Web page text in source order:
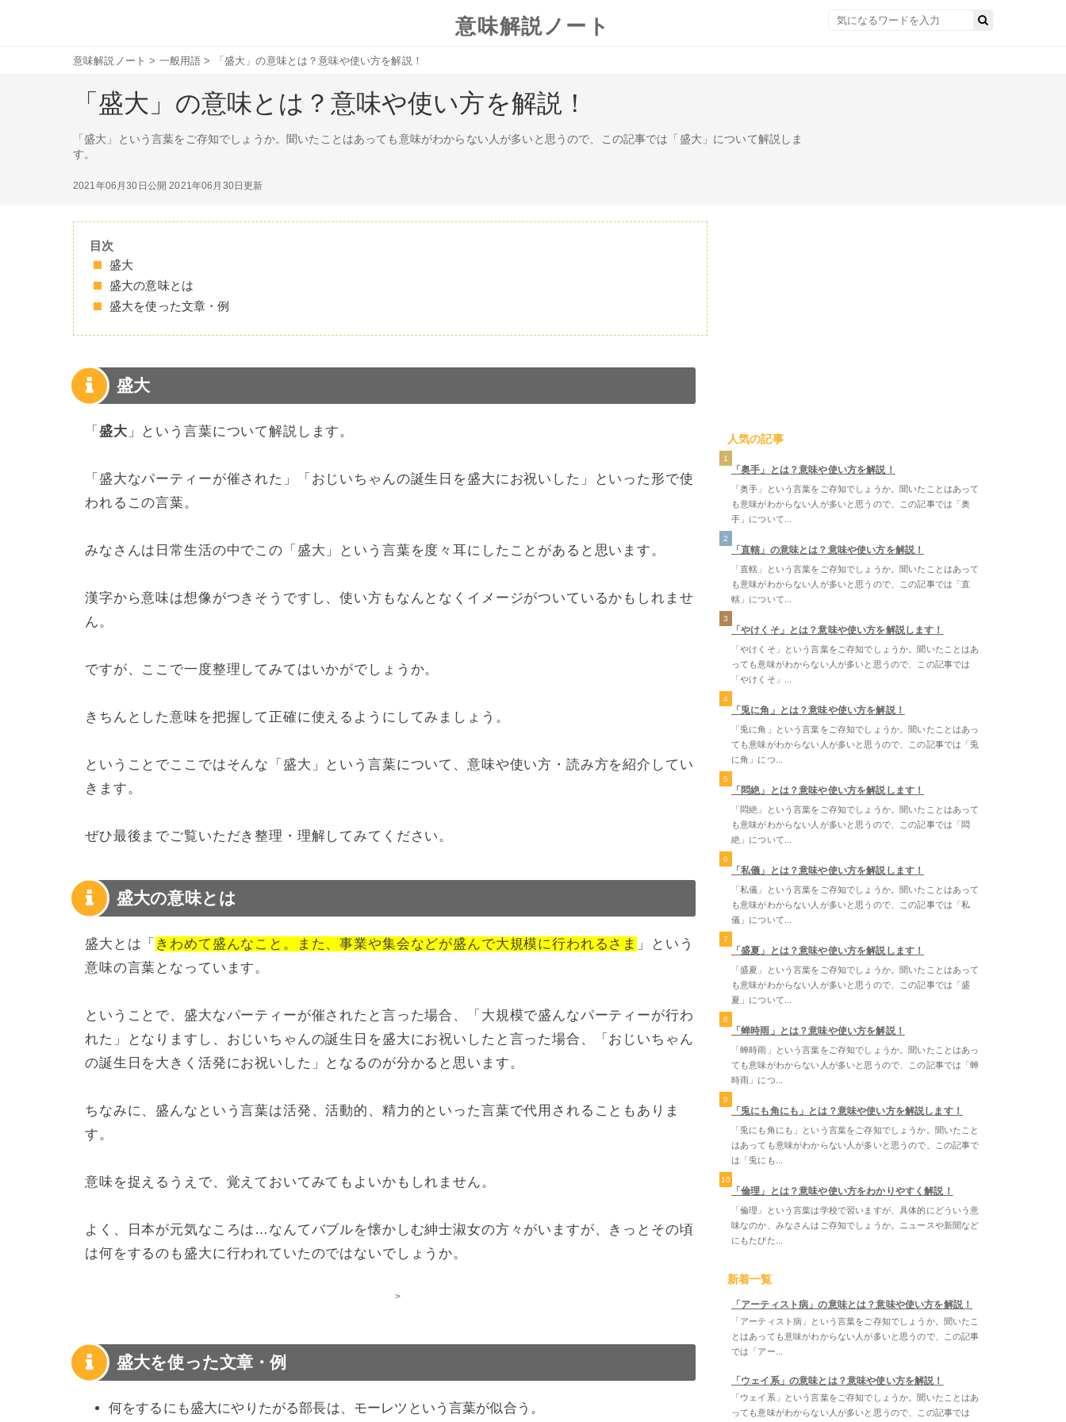
意味解説ノート
意味解説ノート > 一般用語 > 「盛大」の意味とは？意味や使い方を解説！
「盛大」の意味とは？意味や使い方を解説！
「盛大」という言葉をご存知でしょうか。聞いたことはあっても意味がわからない人が多いと思うので、この記事では「盛大」について解説しま
す。
2021年06月30日公開 2021年06月30日更新
目次
盛大
盛大の意味とは
盛大を使った文章・例
盛大
「 盛大 」という言葉について解説します。
「盛大なパーティーが催された」「おじいちゃんの誕生日を盛大にお祝いした」といった形で使
われるこの言葉。
みなさんは日常生活の中でこの「盛大」という言葉を度々耳にしたことがあると思います。
漢字から意味は想像がつきそうですし、使い方もなんとなくイメージがついているかもしれませ
ん。
ですが、ここで一度整理してみてはいかがでしょうか。
きちんとした意味を把握して正確に使えるようにしてみましょう。
ということでここではそんな「盛大」という言葉について、意味や使い方・読み方を紹介してい
きます。
ぜひ最後までご覧いただき整理・理解してみてください。
盛大の意味とは
盛大とは「 きわめて盛んなこと。また、事業や集会などが盛んで大規模に行われるさま 」という
意味の言葉となっています。
ということで、盛大なパーティーが催されたと言った場合、「大規模で盛んなパーティーが行わ
れた」となりますし、おじいちゃんの誕生日を盛大にお祝いしたと言った場合、「おじいちゃん
の誕生日を大きく活発にお祝いした」となるのが分かると思います。
ちなみに、盛んなという言葉は活発、活動的、精力的といった言葉で代用されることもありま
す。
意味を捉えるうえで、覚えておいてみてもよいかもしれません。
よく、日本が元気なころは…なんてバブルを懐かしむ紳士淑女の方々がいますが、きっとその頃
は何をするのも盛大に行われていたのではないでしょうか。
>
盛大を使った文章・例
何をするにも盛大にやりたがる部長は、モーレツという言葉が似合う。
人気の記事
1
「奥手」とは？意味や使い方を解説！
「奥手」という言葉をご存知でしょうか。聞いたことはあって
も意味がわからない人が多いと思うので、この記事では「奥
手」について...
2
「直轄」の意味とは？意味や使い方を解説！
「直轄」という言葉をご存知でしょうか。聞いたことはあって
も意味がわからない人が多いと思うので、この記事では「直
轄」について...
3
「やけくそ」とは？意味や使い方を解説します！
「やけくそ」という言葉をご存知でしょうか。聞いたことはあ
っても意味がわからない人が多いと思うので、この記事では
「やけくそ」...
4
「兎に角」とは？意味や使い方を解説！
「兎に角」という言葉をご存知でしょうか。聞いたことはあっ
ても意味がわからない人が多いと思うので、この記事では「兎
に角」につ...
5
「悶絶」とは？意味や使い方を解説します！
「悶絶」という言葉をご存知でしょうか。聞いたことはあって
も意味がわからない人が多いと思うので、この記事では「悶
絶」について...
6
「私儀」とは？意味や使い方を解説します！
「私儀」という言葉をご存知でしょうか。聞いたことはあって
も意味がわからない人が多いと思うので、この記事では「私
儀」について...
7
「盛夏」とは？意味や使い方を解説します！
「盛夏」という言葉をご存知でしょうか。聞いたことはあって
も意味がわからない人が多いと思うので、この記事では「盛
夏」について...
8
「蝉時雨」とは？意味や使い方を解説！
「蝉時雨」という言葉をご存知でしょうか。聞いたことはあっ
ても意味がわからない人が多いと思うので、この記事では「蝉
時雨」につ...
9
「兎にも角にも」とは？意味や使い方を解説します！
「兎にも角にも」という言葉をご存知でしょうか。聞いたこと
はあっても意味がわからない人が多いと思うので、この記事で
は「兎にも...
10
「倫理」とは？意味や使い方をわかりやすく解説！
「倫理」という言葉は学校で習いますが、具体的にどういう意
味なのか、みなさんはご存知でしょうか。ニュースや新聞など
にもたびた...
新着一覧
「アーティスト病」の意味とは？意味や使い方を解説！
「アーティスト病」という言葉をご存知でしょうか。聞いたこ
とはあっても意味がわからない人が多いと思うので、この記事
では「アー...
「ウェイ系」の意味とは？意味や使い方を解説！
「ウェイ系」という言葉をご存知でしょうか。聞いたことはあ
っても意味がわからない人が多いと思うので、この記事では